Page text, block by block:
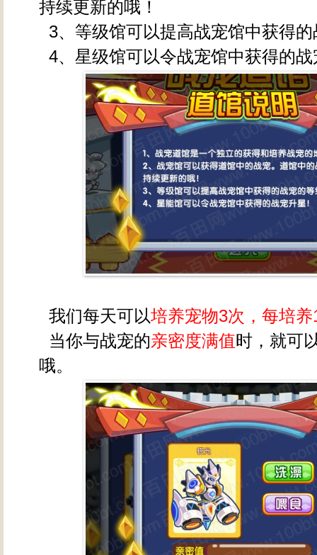
持续更新的哦！
3、等级馆可以提高战宠馆中获得
4、星级馆可以令战宠馆中获得的
我们每天可以培养宠物3次，每培
当你与战宠的亲密度满值时，就可
哦。